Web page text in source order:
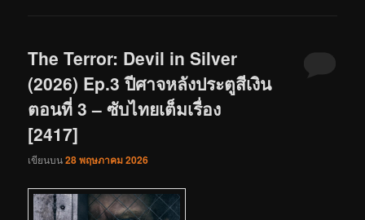
The Terror: Devil in Silver
(2026) Ep.3 ปีศาจหลังประตูสีเงิน
ตอนที่ 3 – ซับไทยเต็มเรื่อง
[2417]
เขียนบน28 พฤษภาคม 2026